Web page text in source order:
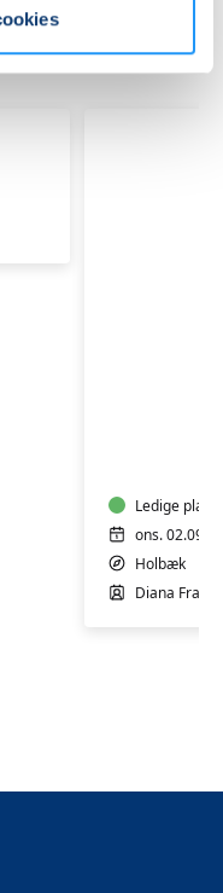
Ledige
ons.
Holbæk
Diana